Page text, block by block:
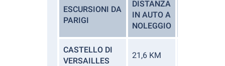
ESCURSIONI DA
PARIGI
DISTANZA
IN AUTO A
NOLEGGIO
CASTELLO DI
VERSAILLES
21,6 KM